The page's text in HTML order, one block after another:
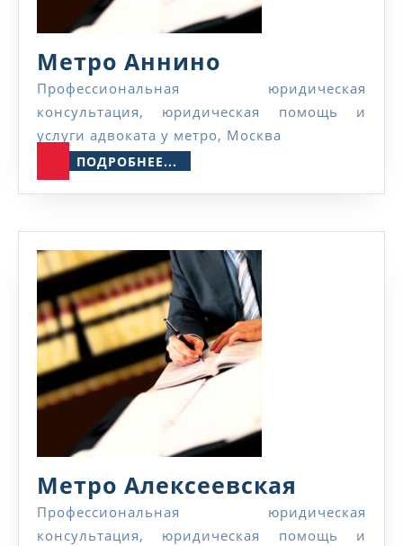
Метро Аннино
Аннино
Профессиональная юридическая
консультация, юридическая помощь и
услуги адвоката у метро, Москва
ПОДРОБНЕЕ...
Метро Алексеевская
Профессиональная юридическая
консультация, юридическая помощь и